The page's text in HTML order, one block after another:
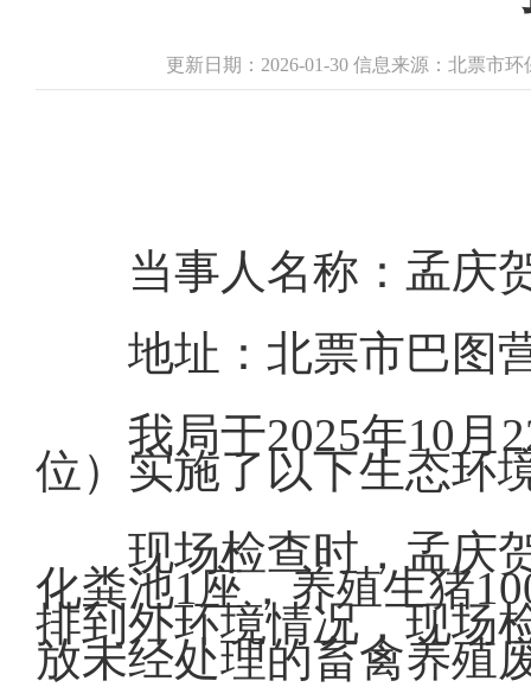
更新日期：2026-01-30 信息来源：北票市
当事人名称：孟庆
地址：北票市巴图
我局于2025年10月
位）实施了以下生态环
现场检查时，孟庆
化粪池1座，养殖生猪
排到外环境情况，现场
放未经处理的畜禽养殖